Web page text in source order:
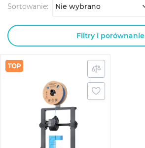
Sortowanie: Nie wybrano
Filtry i porównanie